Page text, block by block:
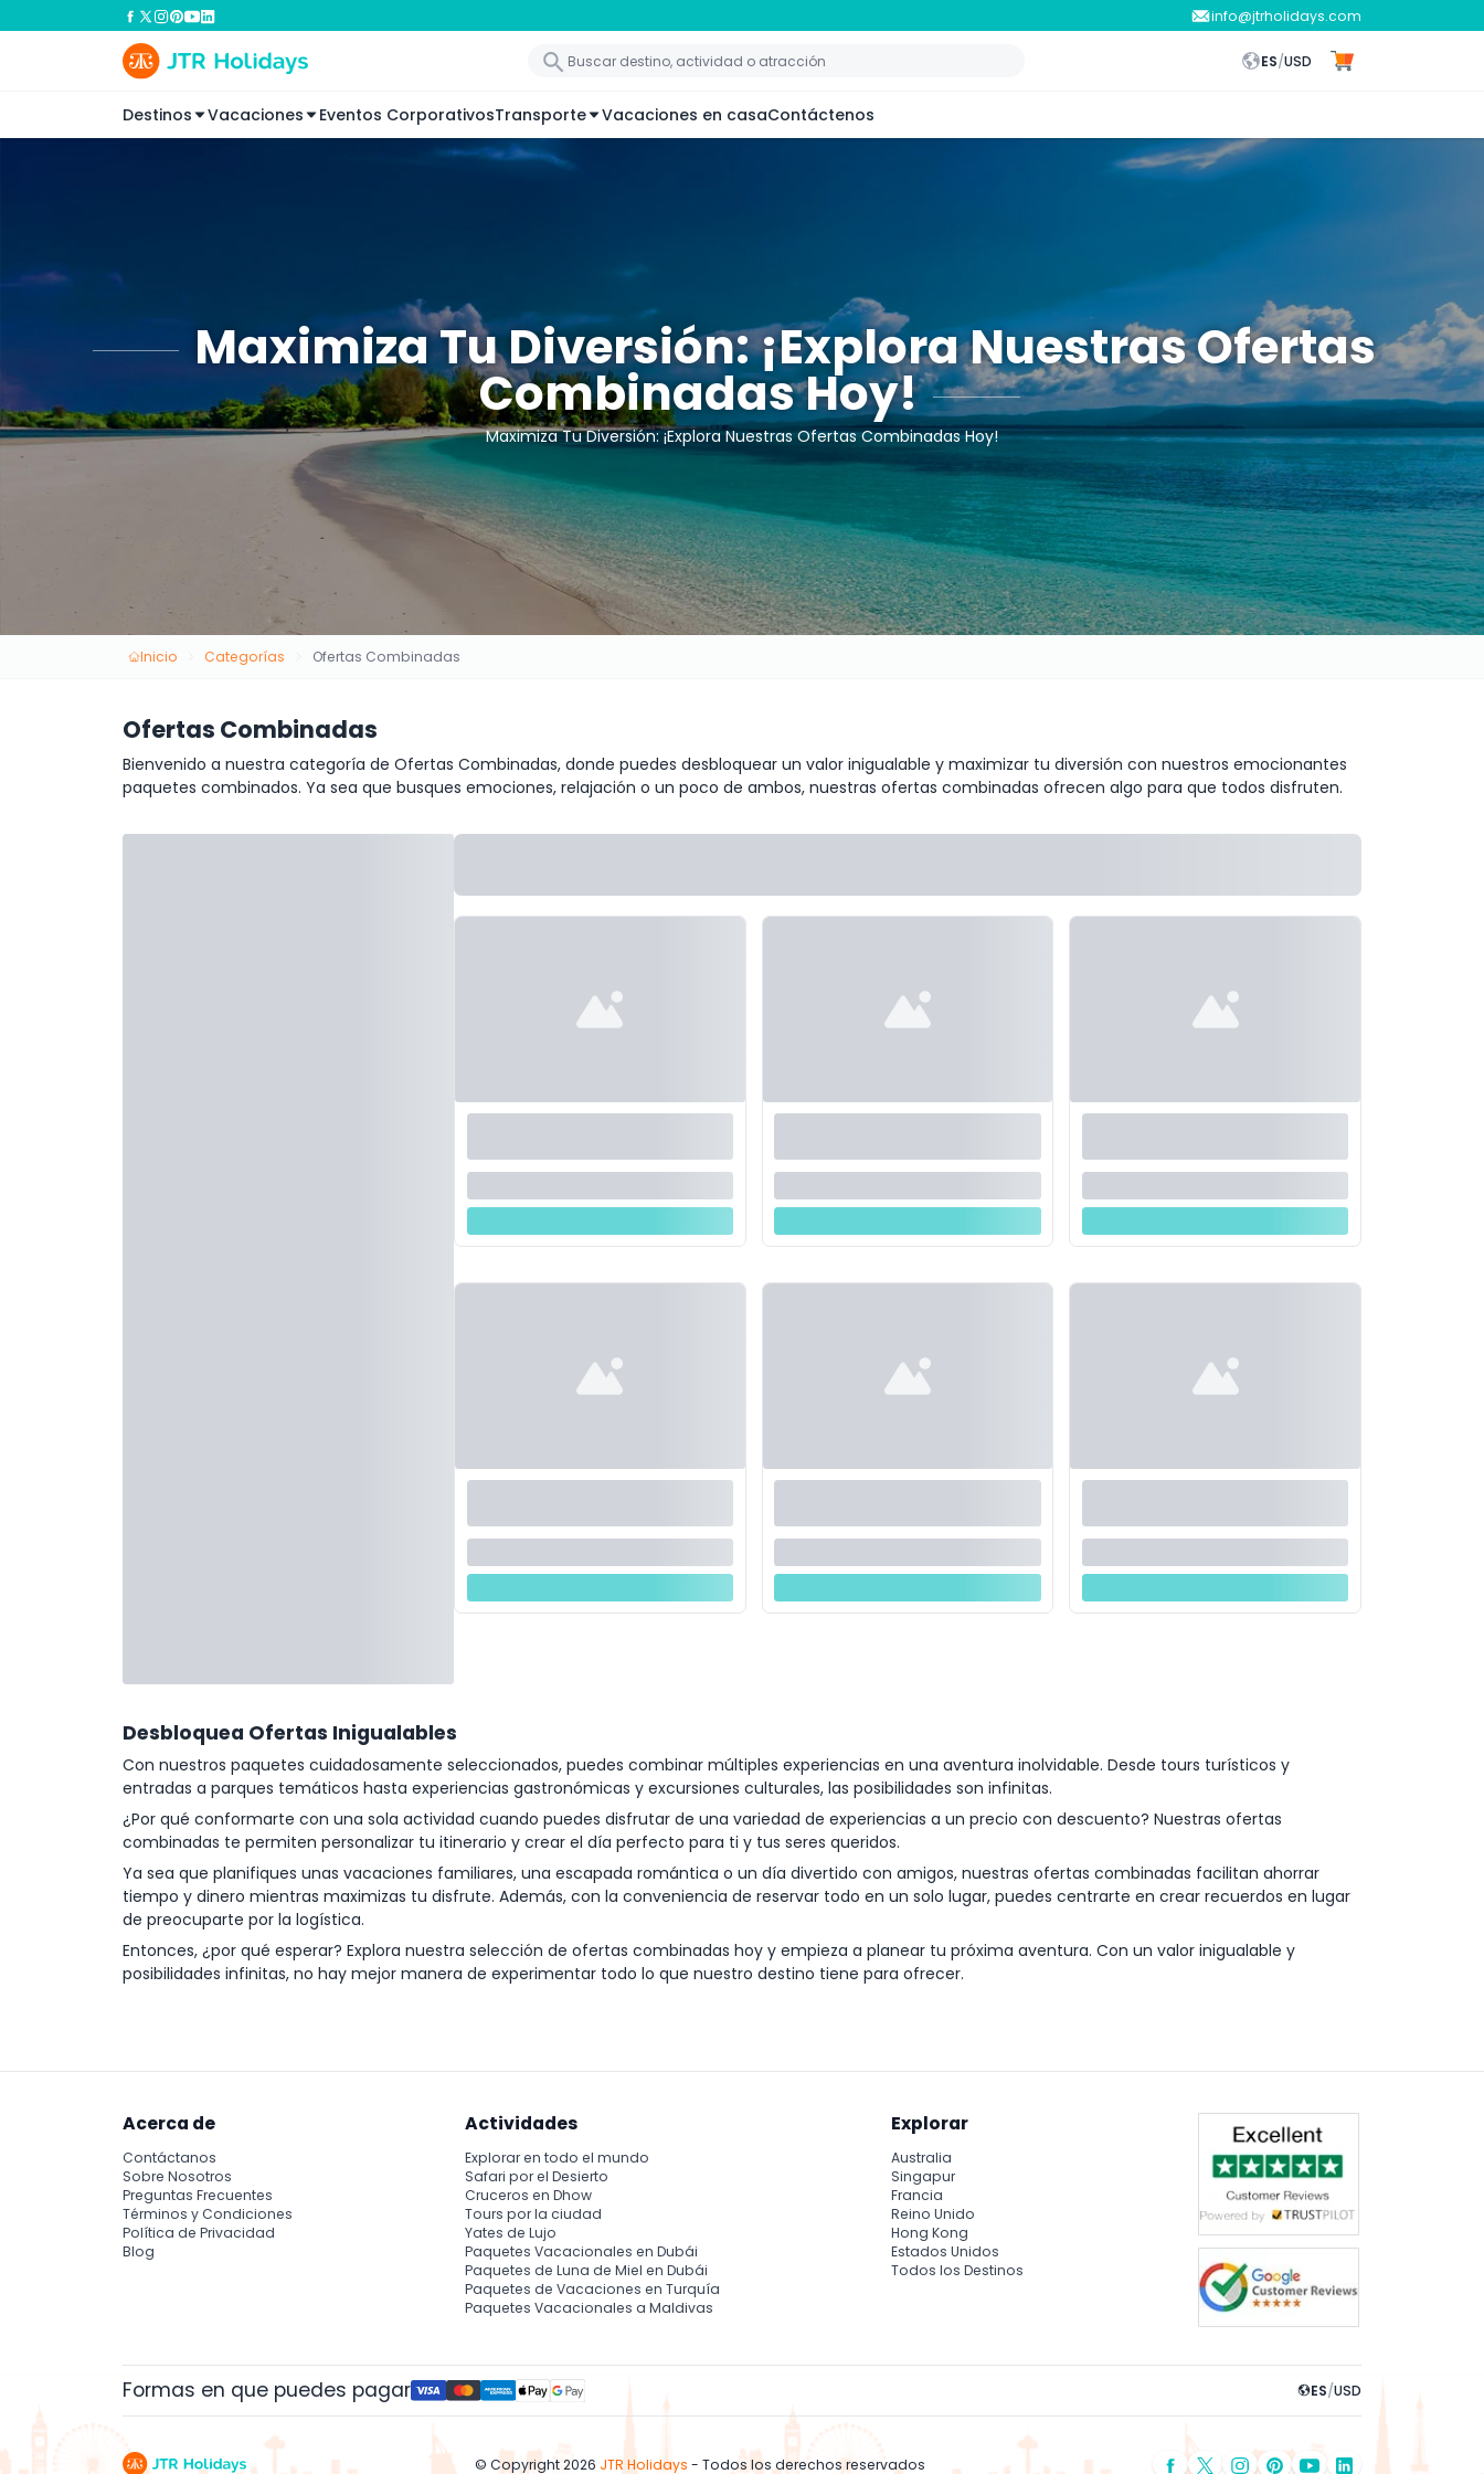
info@jtrholidays.com
ES/USD
Destinos Vacaciones Eventos CorporativosTransporte Vacaciones en casaContáctenos
Maximiza Tu Diversión: ¡Explora Nuestras Ofertas
Combinadas Hoy!
Maximiza Tu Diversión: ¡Explora Nuestras Ofertas Combinadas Hoy!
Inicio Categorías Ofertas Combinadas
Ofertas Combinadas
Bienvenido a nuestra categoría de Ofertas Combinadas, donde puedes desbloquear un valor inigualable y maximizar tu diversión con nuestros emocionantes
paquetes combinados. Ya sea que busques emociones, relajación o un poco de ambos, nuestras ofertas combinadas ofrecen algo para que todos disfruten.
Desbloquea Ofertas Inigualables
Con nuestros paquetes cuidadosamente seleccionados, puedes combinar múltiples experiencias en una aventura inolvidable. Desde tours turísticos y
entradas a parques temáticos hasta experiencias gastronómicas y excursiones culturales, las posibilidades son infinitas.
¿Por qué conformarte con una sola actividad cuando puedes disfrutar de una variedad de experiencias a un precio con descuento? Nuestras ofertas
combinadas te permiten personalizar tu itinerario y crear el día perfecto para ti y tus seres queridos.
Ya sea que planifiques unas vacaciones familiares, una escapada romántica o un día divertido con amigos, nuestras ofertas combinadas facilitan ahorrar
tiempo y dinero mientras maximizas tu disfrute. Además, con la conveniencia de reservar todo en un solo lugar, puedes centrarte en crear recuerdos en lugar
de preocuparte por la logística.
Entonces, ¿por qué esperar? Explora nuestra selección de ofertas combinadas hoy y empieza a planear tu próxima aventura. Con un valor inigualable y
posibilidades infinitas, no hay mejor manera de experimentar todo lo que nuestro destino tiene para ofrecer.
Acerca de
Contáctanos
Sobre Nosotros
Preguntas Frecuentes
Términos y Condiciones
Política de Privacidad
Blog
Actividades
Explorar en todo el mundo
Safari por el Desierto
Cruceros en Dhow
Tours por la ciudad
Yates de Lujo
Paquetes Vacacionales en Dubái
Paquetes de Luna de Miel en Dubái
Paquetes de Vacaciones en Turquía
Paquetes Vacacionales a Maldivas
Explorar
Australia
Singapur
Francia
Reino Unido
Hong Kong
Estados Unidos
Todos los Destinos
Formas en que puedes pagar ES/USD
© Copyright 2026 JTR Holidays - Todos los derechos reservados